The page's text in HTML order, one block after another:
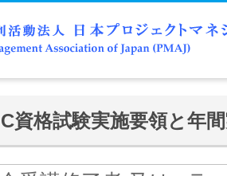
資格試験実施要領と年